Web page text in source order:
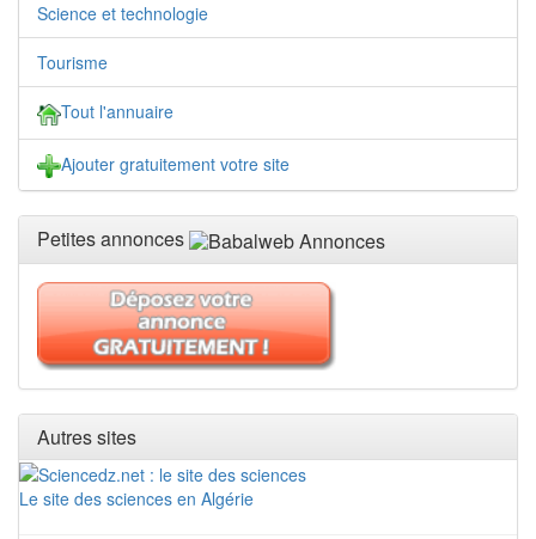
Science et technologie
Tourisme
Tout l'annuaire
Ajouter gratuitement votre site
Petites annonces
Autres sites
Le site des sciences en Algérie